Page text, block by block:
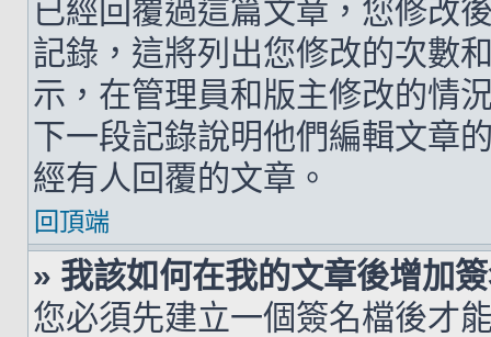
已經回覆過這篇文章，您修改
記錄，這將列出您修改的次數
示，在管理員和版主修改的情
下一段記錄說明他們編輯文章
經有人回覆的文章。
回頂端
» 我該如何在我的文章後增加
您必須先建立一個簽名檔後才